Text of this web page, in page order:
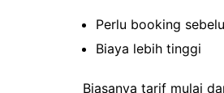
Perlu booking
Biaya lebih tinggi
Biasanya tarif mulai